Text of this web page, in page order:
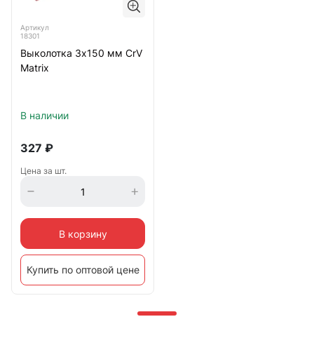
Артикул
18301
Выколотка 3х150 мм CrV
Matrix
В наличии
327 ₽
Цена за шт.
В корзину
Купить по оптовой цене